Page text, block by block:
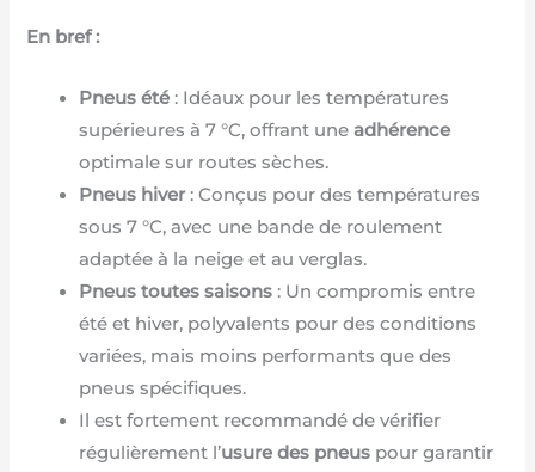
En bref :
Pneus été : Idéaux pour les températures
supérieures à 7 °C, offrant uneadhérence
optimale sur routes sèches.
Pneus hiver: Conçus pour des températures
sous 7 °C, avec une bande de roulement
adaptée à la neige et au verglas.
Pneus toutes saisons : Un compromis entre
été et hiver, polyvalents pour des conditions
variées, mais moins performants que des
pneus spécifiques.
Il est fortement recommandé de vérifier
régulièrement l’usure des pneus pour garantir